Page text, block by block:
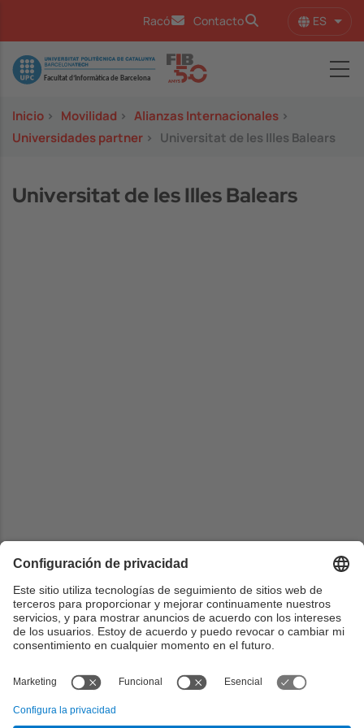
Racó Contacto ES
Image
Inicio > Movilidad > Alianzas Internacionales >
Universidades partner > Universitat de les Illes Balears
Universitat de les Illes Balears
Universitat de les Illes Balears
Centrado
Escola Politècnica Superior
España
Web